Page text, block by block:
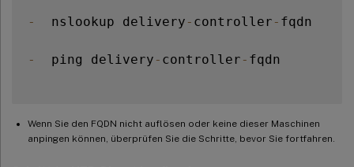
-
  nslookup delivery
- controller - fqdn
-
  ping delivery
- controller - fqdn
Wenn Sie den FQDN nicht auflösen oder keine dieser Maschinen
anpingen können, überprüfen Sie die Schritte, bevor Sie fortfahren.